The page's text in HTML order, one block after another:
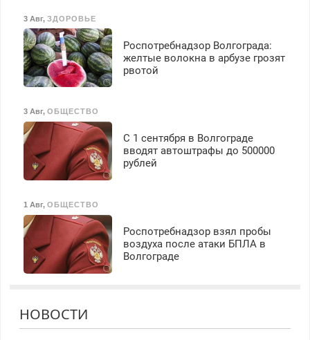
3 Авг, ЗДОРОВЬЕ
Роспотребнадзор Волгограда:
желтые волокна в арбузе грозят
рвотой
3 Авг, ОБЩЕСТВО
С 1 сентября в Волгограде
вводят автоштрафы до 500000
рублей
1 Авг, ОБЩЕСТВО
Роспотребнадзор взял пробы
воздуха после атаки БПЛА в
Волгограде
НОВОСТИ